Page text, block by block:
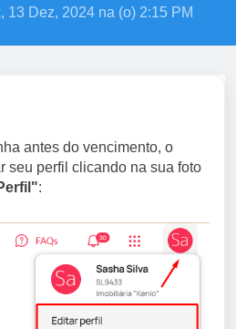
13 Dez, 2024 na (o) 2:15 PM
antes do vencimento, o
seu perfil clicando na sua foto
: